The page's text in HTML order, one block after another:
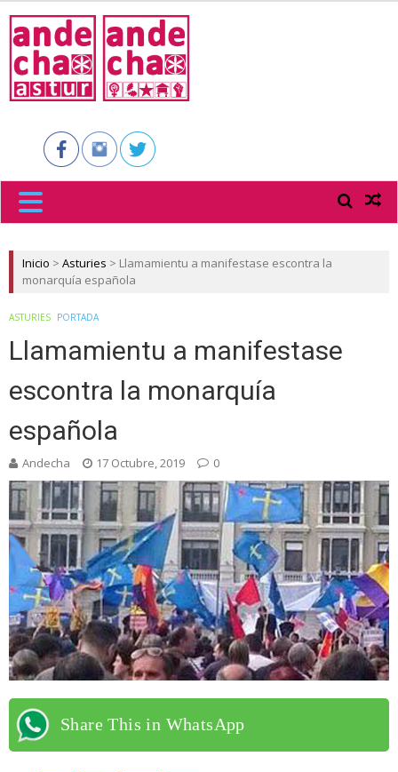
ASTUR
Inicio > Asturies > Llamamientu a manifestase escontra la
monarquía española
ASTURIES PORTADA
Llamamientu a manifestase
escontra la monarquía
española
Andecha 17 Octubre, 2019 0
Share This in WhatsApp